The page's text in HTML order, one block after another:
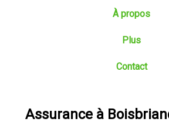
À propos
Plus
Contact
Assurance à